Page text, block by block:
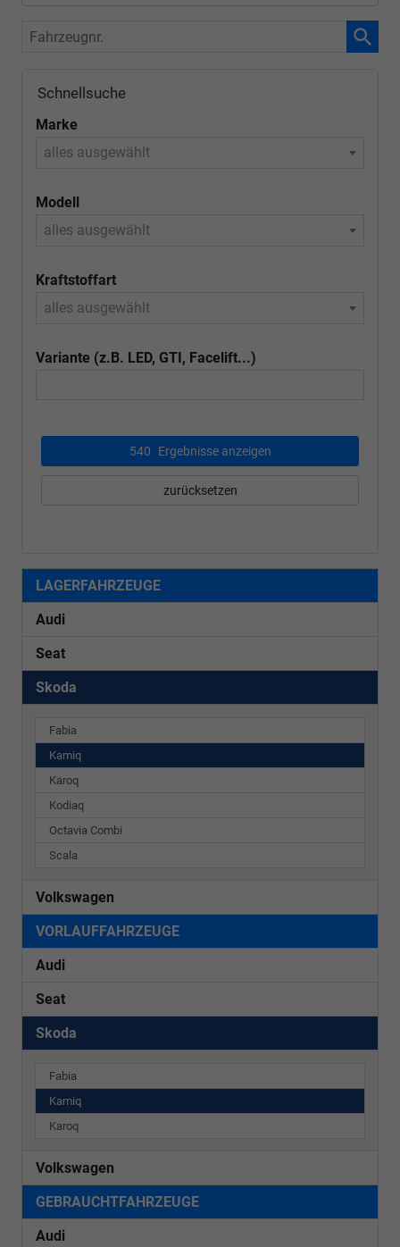
Fahrzeugnr.
Schnellsuche
Marke
alles ausgewählt
Modell
alles ausgewählt
Kraftstoffart
alles ausgewählt
Variante (z.B. LED, GTI, Facelift...)
540 Ergebnisse anzeigen
zurücksetzen
LAGERFAHRZEUGE
Audi
Seat
Skoda
Fabia
Kamiq
Karoq
Kodiaq
Octavia Combi
Scala
Volkswagen
VORLAUFFAHRZEUGE
Audi
Seat
Skoda
Fabia
Kamiq
Karoq
Volkswagen
GEBRAUCHTFAHRZEUGE
Audi